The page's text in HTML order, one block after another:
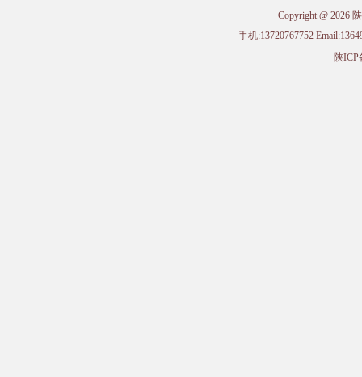
Copyright @ 2026
手机:13720767752
陕ICP